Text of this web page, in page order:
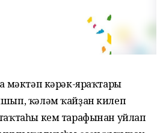
мәктәп кәрәк-яраҡтары
ҡәләм ҡай­ҙан килеп
кем тарафынан уйлап